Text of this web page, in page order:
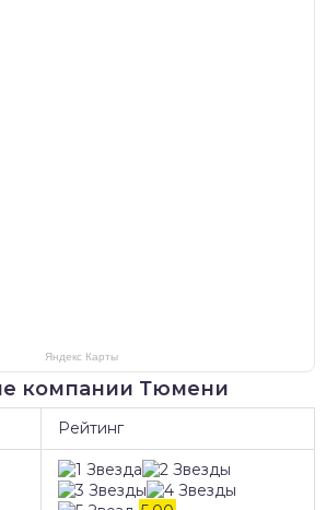
Яндекс Карты
компании Тюмени
Рейтинг